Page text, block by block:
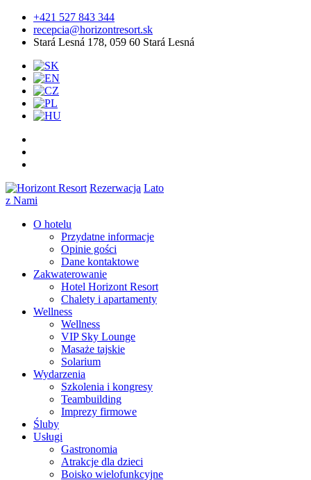
+421 527 843 344
recepcia@horizontresort.sk
Stará Lesná 178, 059 60 Stará Lesná
Rezerwacja Lato
z Nami
O hotelu
Przydatne informacje
Opinie gości
Dane kontaktowe
Zakwaterowanie
Hotel Horizont Resort
Chalety i apartamenty
Wellness
Wellness
VIP Sky Lounge
Masaże tajskie
Solarium
Wydarzenia
Szkolenia i kongresy
Teambuilding
Imprezy firmowe
Śluby
Usługi
Gastronomia
Atrakcje dla dzieci
Boisko wielofunkcyjne